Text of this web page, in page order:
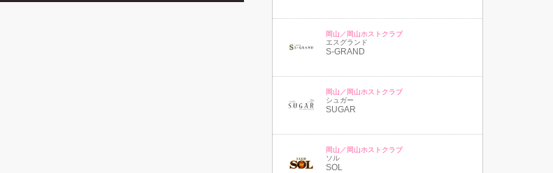
岡山／岡山ホストクラブ
エスグランド
S-GRAND
岡山／岡山ホストクラブ
シュガー
SUGAR
岡山／岡山ホストクラブ
ソル
SOL